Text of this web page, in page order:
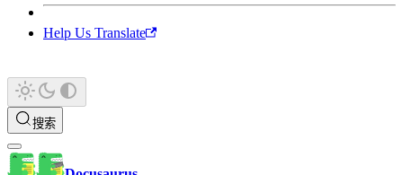
Help Us Translate
搜索